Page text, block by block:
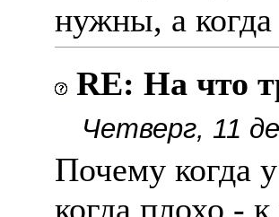
нужны, а
RE: На что
Четверг, 11
Почему когда
когда плохо -